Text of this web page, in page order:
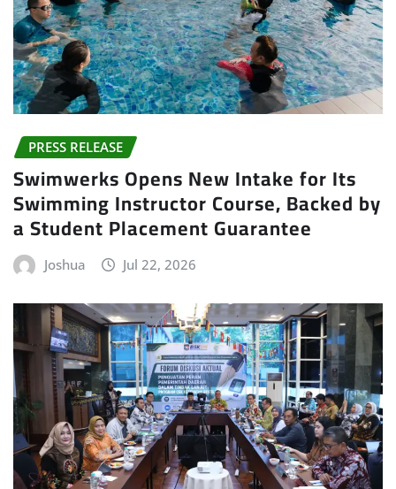
PRESS RELEASE
Swimwerks Opens New Intake for Its
Swimming Instructor Course, Backed by
a Student Placement Guarantee
Joshua Jul 22, 2026